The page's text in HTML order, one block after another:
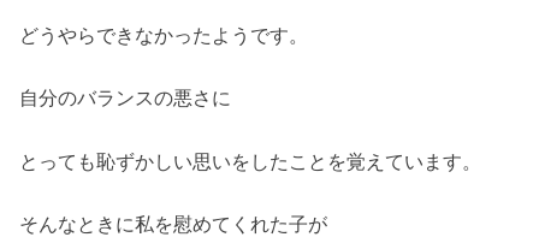
どうやらできなかったようです。
自分のバランスの悪さに
とっても恥ずかしい思いをしたことを覚えています。
そんなときに私を慰めてくれた子が